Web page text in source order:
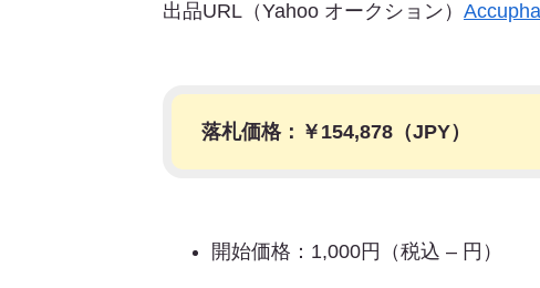
出品URL（Yahoo オークション）
落札価格：￥ 154,878 （JPY）
開始価格：1,000円（税込 – 円）